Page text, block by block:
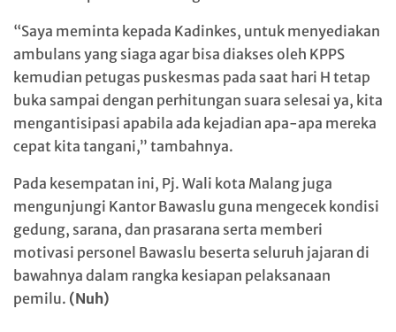
“Saya meminta kepada Kadinkes, untuk menyediakan
ambulans yang siaga agar bisa diakses oleh KPPS
kemudian petugas puskesmas pada saat hari H tetap
buka sampai dengan perhitungan suara selesai ya, kita
mengantisipasi apabila ada kejadian apa-apa mereka
cepat kita tangani,” tambahnya.
Pada kesempatan ini, Pj. Wali kota Malang juga
mengunjungi Kantor Bawaslu guna mengecek kondisi
gedung, sarana, dan prasarana serta memberi
motivasi personel Bawaslu beserta seluruh jajaran di
bawahnya dalam rangka kesiapan pelaksanaan
pemilu. (Nuh)